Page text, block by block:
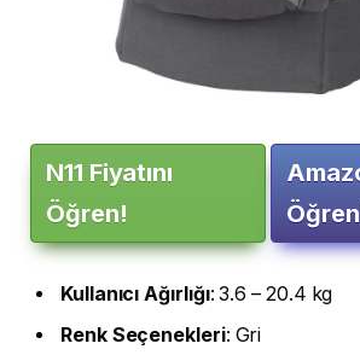
N11 Fiyatını
Öğren!
Kullanıcı Ağırlığı: 3.6 – 20.4 kg
Renk Seçenekleri: Gri